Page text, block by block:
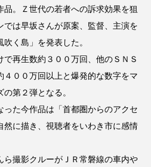
品。Ｚ世代の若者への訴求効果を狙
では早坂さんが原案、監督、主演を
く島」を発表した。
再生数約３００万回、他のＳＮＳ
４００万回以上と爆発的な数字をマ
第２弾となる。
た今作品は「首都圏からのアクセ
然に描き、視聴者をいわき市に感情
撮影クルーがＪＲ常磐線の車内や